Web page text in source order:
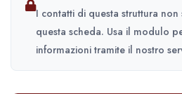
I contatti di questa struttura
questa scheda. Usa il modulo
informazioni tramite il nostro